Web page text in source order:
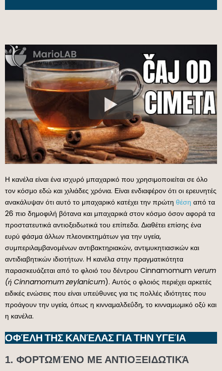
Η κανέλα είναι ένα ισχυρό μπαχαρικό που χρησιμοποιείται σε όλο
τον κόσμο εδώ και χιλιάδες χρόνια. Είναι ενδιαφέρον ότι οι ερευνητές
ανακάλυψαν ότι αυτό το μπαχαρικό κατέχει την πρώτη θέση από τα
26 πιο δημοφιλή βότανα και μπαχαρικά στον κόσμο όσον αφορά τα
προστατευτικά αντιοξειδωτικά του επίπεδα. Διαθέτει επίσης ένα
ευρύ φάσμα άλλων πλεονεκτημάτων για την υγεία,
συμπεριλαμβανομένων αντιβακτηριακών, αντιμυκητιασικών και
αντιδιαβητικών ιδιοτήτων. Η κανέλα στην πραγματικότητα
παρασκευάζεται από το φλοιό του δέντρου Cinnamomum verum
(ή Cinnamomum zeylanicum). Αυτός ο φλοιός περιέχει αρκετές
ειδικές ενώσεις που είναι υπεύθυνες για τις πολλές ιδιότητες που
προάγουν την υγεία, όπως η κινναμαλδεΰδη, το κινναμωμικό οξύ και
η κανέλα.
ΟΦΈΛΗ ΤΗΣ ΚΑΝΈΛΑΣ ΓΙΑ ΤΗΝ ΥΓΕΊΑ
1. ΦΟΡΤΩΜΈΝΟ ΜΕ ΑΝΤΙΟΞΕΙΔΩΤΙΚΆ